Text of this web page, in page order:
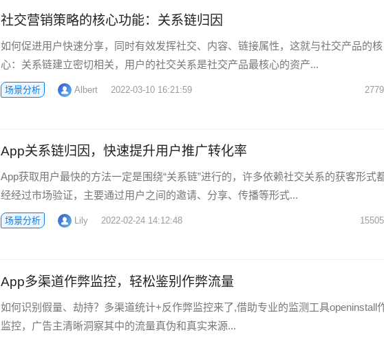
社交营销策略的核心功能：关系链归因
如何促进用户快速分享，同时有效发挥社交、内容、链接属性，这就与社交产品的核
心：关系链建立密切相关，用户的社交关系是社交产品最核心的资产...
场景分析 Albert 2022-03-10 16:21:59 2779
App关系链归因，快速提升用户推广转化率
App获取用户最快的方法一定是围绕“关系链”进行的，许多依赖社交关系的获客形式
经经过市场验证，主要通过用户之间的邀请、分享、传播等形式...
场景分析 Lily 2022-02-24 14:12:48 15505
App多渠道作弊监控，轻松鉴别作弊流量
如何识别假量、劫持？多渠道统计+反作弊监控来了,借助专业的监测工具openinstall
监控，广告主清晰洞察其中的流量真伪和真实来源...